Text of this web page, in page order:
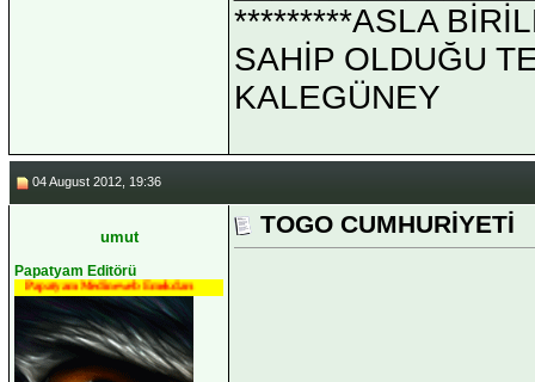
*********ASLA
SAHİP OLDUĞU
KALEGÜNEY
04 August 2012, 19:36
umut
Papatyam Editörü
Papatyam Medineweb Emekdarı
TOGO CUMHURİYETİ